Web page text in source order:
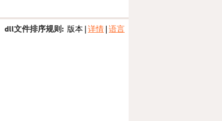
dll文件排序规则: 版本 | 详情 | 语言